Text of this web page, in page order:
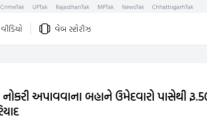
CrimeTak UPTak RajasthanTak MPTak NewsTak ChhattisgarhTak
વીડિયો વેબ સ્ટોરીઝ
નોકરી અપાવવાના બહાને ઉમેદવારો પાસેથી